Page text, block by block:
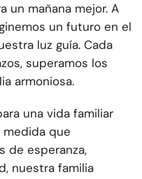
un mañana mejor. A
un futuro en el
luz guía. Cada
superamos los
armoniosa.
una vida familiar
medida que
de esperanza,
nuestra familia